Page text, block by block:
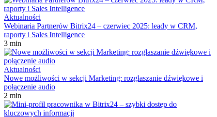
Aktualności
Webinaria Partnerów Bitrix24 – czerwiec 2025: leady w CRM,
raporty i Sales Intelligence
3 min
Aktualności
Nowe możliwości w sekcji Marketing: rozgłaszanie dźwiękowe i
połączenie audio
2 min